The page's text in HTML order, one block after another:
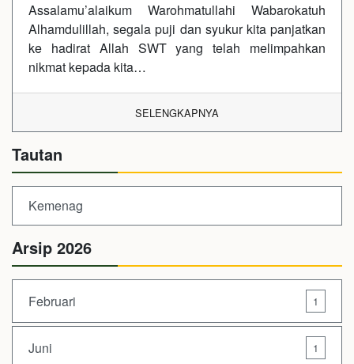
Assalamu’alaikum Warohmatullahi Wabarokatuh
Alhamdulillah, segala puji dan syukur kita panjatkan
ke hadirat Allah SWT yang telah melimpahkan
nikmat kepada kita…
SELENGKAPNYA
Tautan
Kemenag
Arsip 2026
Februari 1
Juni 1